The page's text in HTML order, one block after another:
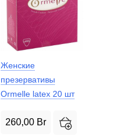
Женские
презервативы
Ormelle latex 20 шт
260,00 Br